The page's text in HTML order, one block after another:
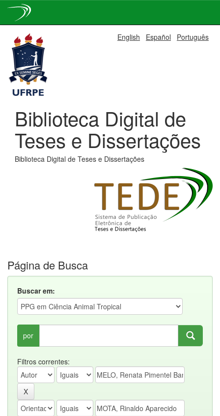
navigation
English Español Português
Biblioteca Digital de
Teses e Dissertações
Biblioteca Digital de Teses e Dissertações
Página de Busca
Buscar em:
por
Filtros correntes: